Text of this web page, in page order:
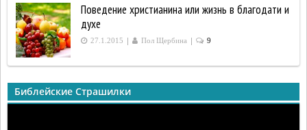
Поведение христианина или жизнь в благодати и
духе
27.1.2015 | Пол Щербина | 9
Библейские Страшилки